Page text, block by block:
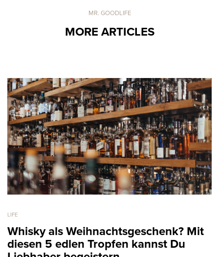
MR. GOODLIFE
MORE ARTICLES
LIFE
Whisky als Weihnachtsgeschenk? Mit
diesen 5 edlen Tropfen kannst Du